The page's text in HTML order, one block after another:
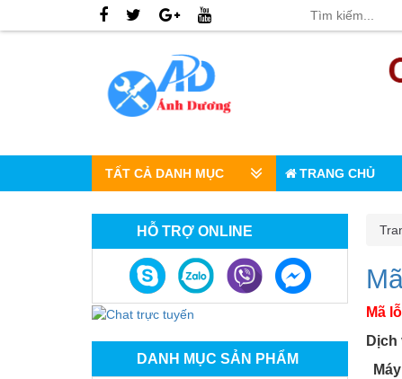
TẤT CẢ DANH MỤC TRANG CHỦ
HỖ TRỢ ONLINE
DANH MỤC SẢN PHẨM
Mã
Dịch